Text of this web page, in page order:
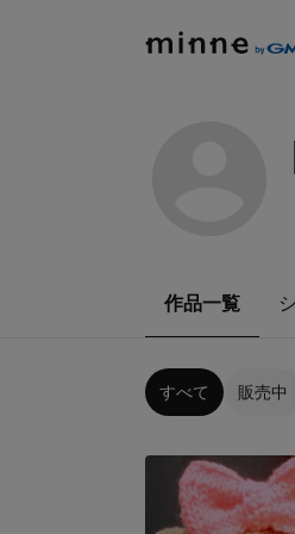
作品一覧
すべて 販売中